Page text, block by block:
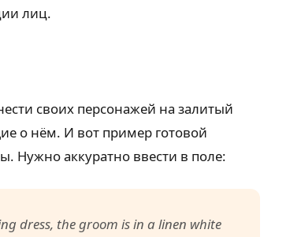
лиц.
своих персонажей на залитый
о нём. И вот пример готовой
Нужно аккуратно ввести в поле:
dress, the groom is in a linen white